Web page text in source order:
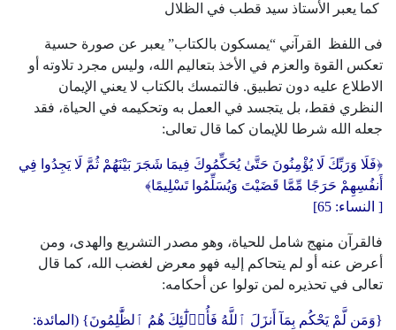
كما يعبر الأستاذ سيد قطب في الظلال
فى اللفظ القرآني “يمسكون بالكتاب” يعبر عن صورة حسية
تعكس القوة والعزم في الأخذ بتعاليم الله، وليس مجرد تلاوته أو
الاطلاع عليه دون تطبيق. فالتمسك بالكتاب لا يعني الإيمان
النظري فقط، بل يتجسد في العمل به وتحكيمه في الحياة، فقد
جعله الله شرطا للإيمان كما قال تعالى:
﴿فَلَا وَرَبِّكَ لَا يُؤْمِنُونَ حَتَّىٰ يُحَكِّمُوكَ فِيمَا شَجَرَ بَيْنَهُمْ ثُمَّ لَا يَجِدُوا فِي
أَنفُسِهِمْ حَرَجًا مِّمَّا قَضَيْتَ وَيُسَلِّمُوا تَسْلِيمًا﴾
[ النساء: 65]
فالقرآن منهج شامل للحياة، وهو مصدر التشريع والهدى، ومن
أعرض عنه أو لم يتحاكم إليه فهو معرض لغضب الله، كما قال
تعالى في تحذيره لمن تولوا عن أحكامه:
{وَمَن لَّمْ يَحْكُم بِمَآ أَنزَلَ ٱللَّهُ فَأُو۟لَٰٓئِكَ هُمُ ٱلظَّٰلِمُونَ} (المائدة: